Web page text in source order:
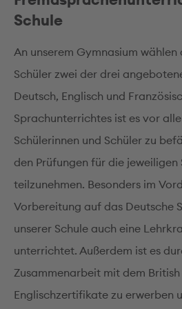
Schule
An unserem Gymnasium wählen
Schüler zwei der drei
Deutsch, Englisch und
Sprachunterrichtes ist es vor
Schülerinnen und Schüler zu
den Prüfungen für die
teilzunehmen. Besonders im
Vorbereitung auf das Deutsche
unserer Schule auch eine
unterrichtet. Außerdem ist es
Zusammenarbeit mit dem
Englischzertifikate zu erwerben